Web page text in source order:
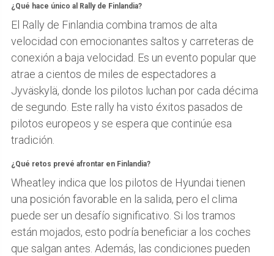
¿Qué hace único al Rally de Finlandia?
El Rally de Finlandia combina tramos de alta
velocidad con emocionantes saltos y carreteras de
conexión a baja velocidad. Es un evento popular que
atrae a cientos de miles de espectadores a
Jyväskylä, donde los pilotos luchan por cada décima
de segundo. Este rally ha visto éxitos pasados de
pilotos europeos y se espera que continúe esa
tradición.
¿Qué retos prevé afrontar en Finlandia?
Wheatley indica que los pilotos de Hyundai tienen
una posición favorable en la salida, pero el clima
puede ser un desafío significativo. Si los tramos
están mojados, esto podría beneficiar a los coches
que salgan antes. Además, las condiciones pueden